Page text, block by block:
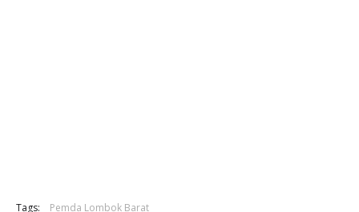
Tags: Pemda Lombok Barat